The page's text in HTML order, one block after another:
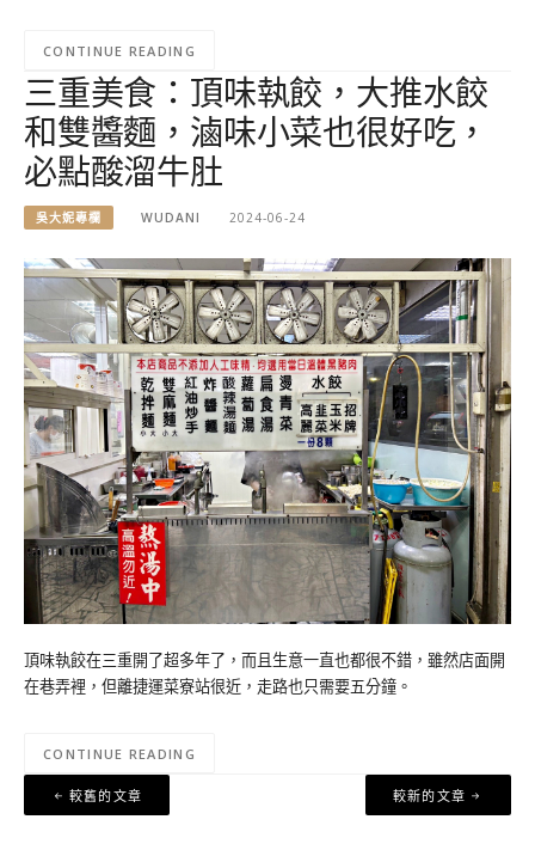
CONTINUE READING
三重美食：頂味執餃，大推水餃
和雙醬麵，滷味小菜也很好吃，
必點酸溜牛肚
吳大妮專欄 WUDANI 2024-06-24
頂味執餃在三重開了超多年了，而且生意一直也都很不錯，雖然店面開
在巷弄裡，但離捷運菜寮站很近，走路也只需要五分鐘。
CONTINUE READING
章
較舊的文章 較新的文章